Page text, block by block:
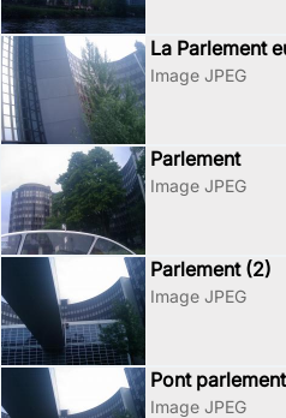
La Parlement
Image JPEG
Parlement
Image JPEG
Parlement (2)
Image JPEG
Pont
Image JPEG